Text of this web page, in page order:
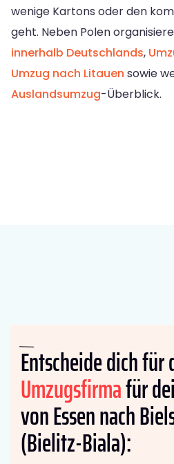
wenige Kartons oder den
geht. Neben Polen
innerhalb Deutschlands,
Umzug nach Litauen sowie
Auslandsumzug-Überblick.
Entscheide dich für
Umzugsfirmafür
von Essen nach
(Bielitz-Biala):